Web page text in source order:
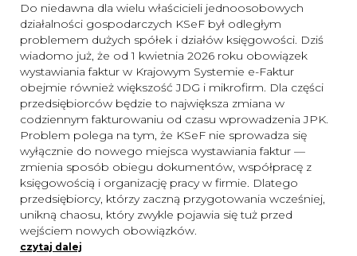
Do niedawna dla wielu właścicieli jednoosobowych
działalności gospodarczych KSeF był odległym
problemem dużych spółek i działów księgowości. Dziś
wiadomo już, że od 1 kwietnia 2026 roku obowiązek
wystawiania faktur w Krajowym Systemie e-Faktur
obejmie również większość JDG i mikrofirm. Dla części
przedsiębiorców będzie to największa zmiana w
codziennym fakturowaniu od czasu wprowadzenia JPK.
Problem polega na tym, że KSeF nie sprowadza się
wyłącznie do nowego miejsca wystawiania faktur —
zmienia sposób obiegu dokumentów, współpracę z
księgowością i organizację pracy w firmie. Dlatego
przedsiębiorcy, którzy zaczną przygotowania wcześniej,
unikną chaosu, który zwykle pojawia się tuż przed
wejściem nowych obowiązków.
czytaj dalej